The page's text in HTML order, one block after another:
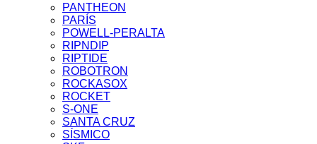
PANTHEON
PARÍS
POWELL-PERALTA
RIPNDIP
RIPTIDE
ROBOTRON
ROCKASOX
ROCKET
S-ONE
SANTA CRUZ
SÍSMICO